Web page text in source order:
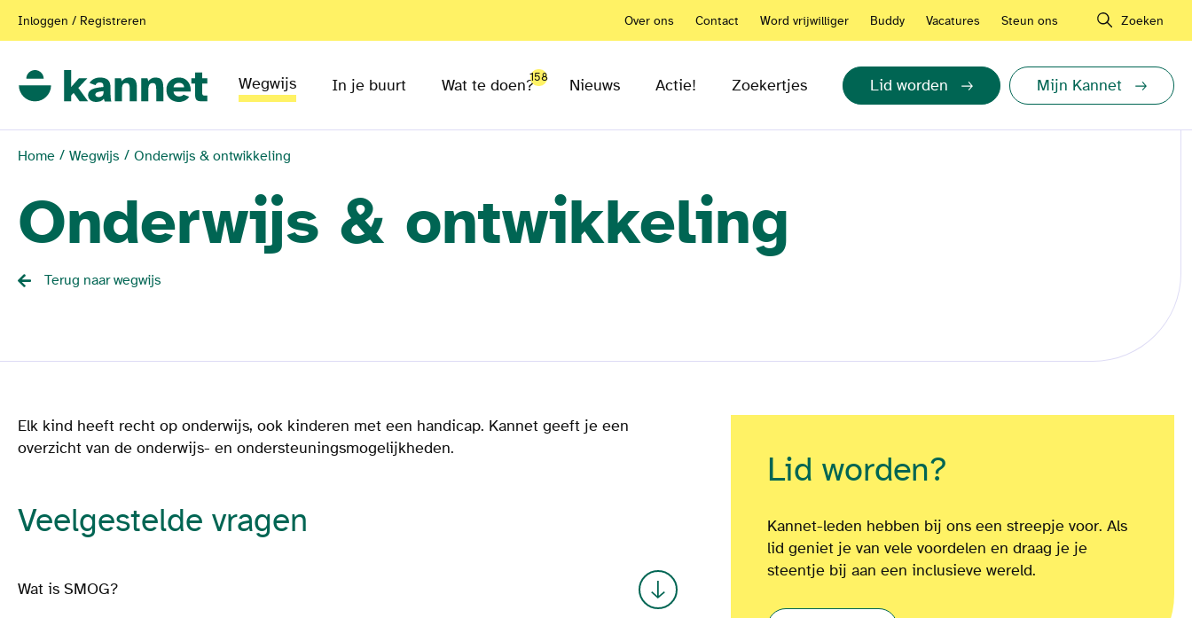
Inloggen / Registreren Over ons Contact Word vrijwilliger Buddy Vacatures Steun ons Zoeken
Wegwijs In je buurt Wat te doen?158 Nieuws Actie! Zoekertjes Lid worden Mijn Kannet
Home Wegwijs Onderwijs & ontwikkeling
Onderwijs & ontwikkeling
Terug naar wegwijs
Elk kind heeft recht op onderwijs, ook kinderen met een handicap. Kannet geeft je een
overzicht van de onderwijs- en ondersteuningsmogelijkheden.
Veelgestelde vragen
Wat is SMOG?
Lid worden?
Kannet-leden hebben bij ons een streepje voor. Als
lid geniet je van vele voordelen en draag je je
steentje bij aan een inclusieve wereld.